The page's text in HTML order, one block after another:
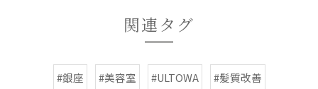
関連タグ
#銀座 #美容室 #ULTOWA #髪質改善